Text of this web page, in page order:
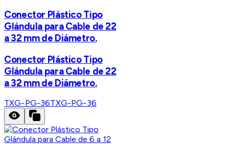
Conector Plástico Tipo
Glándula para Cable de 22
a 32 mm de Diámetro.
Conector Plástico Tipo
Glándula para Cable de 22
a 32 mm de Diámetro.
TXG-PG-36TXG-PG-36